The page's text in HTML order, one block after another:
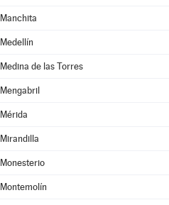
Manchita
Medellín
Medina de las Torres
Mengabril
Mérida
Mirandilla
Monesterio
Montemolín